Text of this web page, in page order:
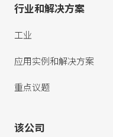
行业和解决方案
工业
应用实例和解决方案
重点议题
该公司